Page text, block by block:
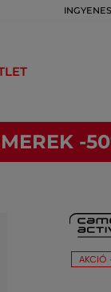
-
AKCIÓ